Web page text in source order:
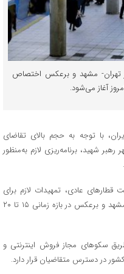
تهران- مشهد و برعکس اختصاص
با توجه به حجم بالای تقاضای
شهید، برنامه‌ریزی‌ لازم به‌منظور
عادی، تمهیدات لازم برای
اعزام چند رام قطار فوق‌العاده در مسیر تهران- مشهد و برعکس در بازه زمانی ۱۵ تا ۲۰
از ساعت ۱۷ امروز از طریق سکوهای مجاز فروش اینترنتی و
در دسترس متقاضیان قرار دارد.